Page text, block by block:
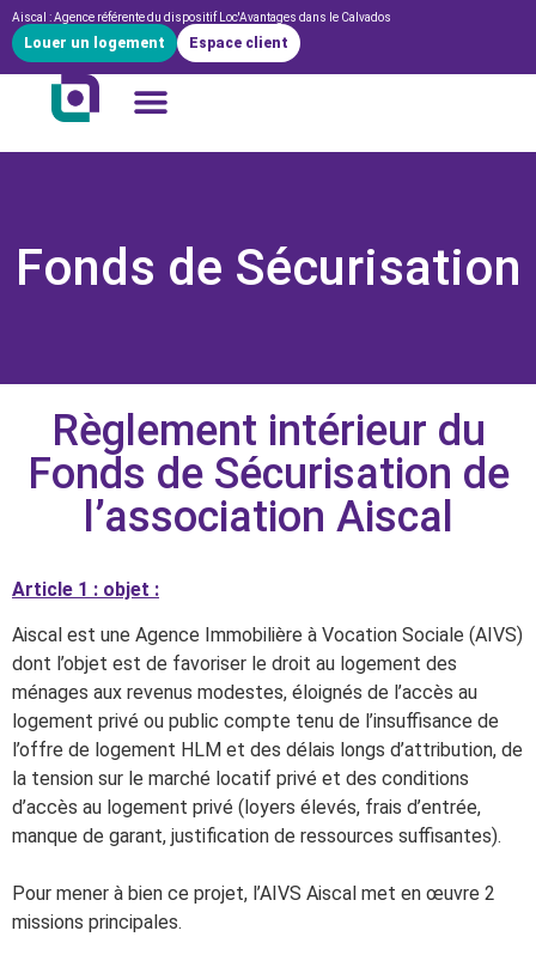
Aiscal : Agence référente du dispositif Loc'Avantages dans le Calvados
Louer un logement Espace client
Fonds de Sécurisation
Règlement intérieur du
Fonds de Sécurisation de
l’association Aiscal
Article 1 : objet :
Aiscal est une Agence Immobilière à Vocation Sociale (AIVS)
dont l’objet est de favoriser le droit au logement des
ménages aux revenus modestes, éloignés de l’accès au
logement privé ou public compte tenu de l’insuffisance de
l’offre de logement HLM et des délais longs d’attribution, de
la tension sur le marché locatif privé et des conditions
d’accès au logement privé (loyers élevés, frais d’entrée,
manque de garant, justification de ressources suffisantes).
Pour mener à bien ce projet, l’AIVS Aiscal met en œuvre 2
missions principales.